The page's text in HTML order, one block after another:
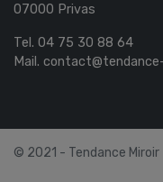
07000 Privas
Tel. 04 75 30 88 64
Mail.
© 2021 - Tendance Miroir